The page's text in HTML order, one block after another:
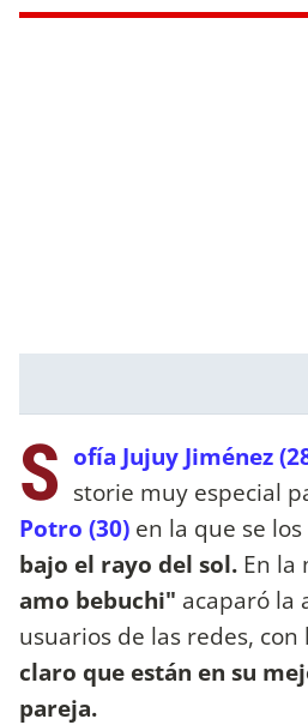
S ofía Jujuy Jiménez
storie muy especial
Potro (30) en la que se
bajo el rayo del sol. En la
amo bebuchi" acaparó la
usuarios de las redes, con
claro que están en su
pareja.